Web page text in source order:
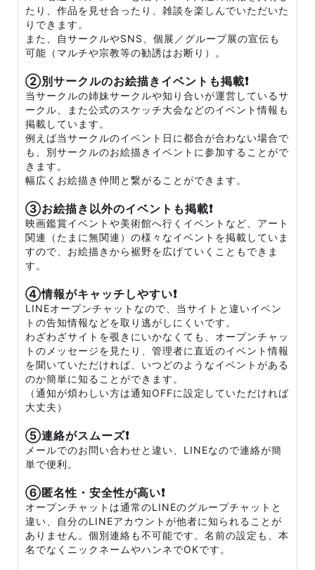
たり、作品を見せ合ったり、雑談を楽しんでいただいた
りできます。
また、自サークルやSNS、個展／グループ展の宣伝も
可能（マルチや宗教等の勧誘はお断り）。
②別サークルのお絵描きイベントも掲載❗
当サークルの姉妹サークルや知り合いが運営しているサ
ークル、また公式のスケッチ大会などのイベント情報も
掲載しています。
例えば当サークルのイベント日に都合が合わない場合で
も、別サークルのお絵描きイベントに参加することがで
きます。
幅広くお絵描き仲間と繋がることができます。
③お絵描き以外のイベントも掲載❗
映画鑑賞イベントや美術館へ行くイベントなど、アート
関連（たまに無関連）の様々なイベントを掲載していま
すので、お絵描きから裾野を広げていくこともできま
す。
④情報がキャッチしやすい❗
LINEオープンチャットなので、当サイトと違いイベン
トの告知情報などを取り逃がしにくいです。
わざわざサイトを覗きにいかなくても、オープンチャッ
トのメッセージを見たり、管理者に直近のイベント情報
を聞いていただければ、いつどのようなイベントがある
のか簡単に知ることができます。
（通知が煩わしい方は通知OFFに設定していただければ
大丈夫）
⑤連絡がスムーズ❗
メールでのお問い合わせと違い、LINEなので連絡が簡
単で便利。
⑥匿名性・安全性が高い❗
オープンチャットは通常のLINEのグループチャットと
違い、自分のLINEアカウントが他者に知られることが
ありません。個別連絡も不可能です。名前の設定も、本
名でなくニックネームやハンネでOKです。